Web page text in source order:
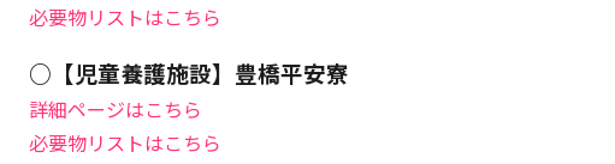
必要物リストはこちら
○【児童養護施設】豊橋平安寮
詳細ページはこちら
必要物リストはこちら